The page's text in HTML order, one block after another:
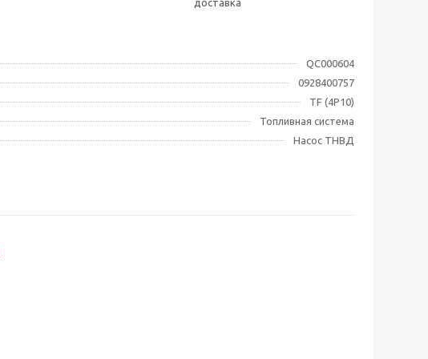
QC000604
0928400757
TF (4P10)
Топливная система
Насос ТНВД